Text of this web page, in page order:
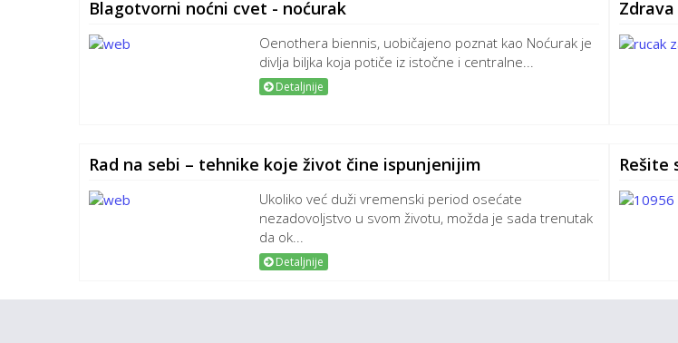
Blagotvorni noćni cvet - noćurak
Oenothera biennis, uobičajeno poznat kao Noćurak je
divlja biljka koja potiče iz istočne i centralne...
Detaljnije
Rad na sebi – tehnike koje život čine ispunjenijim
Ukoliko već duži vremenski period osećate
nezadovoljstvo u svom životu, možda je sada trenutak
da ok...
Detaljnije
Rešite